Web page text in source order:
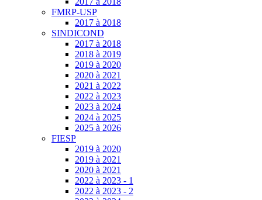
FMRP-USP
2017 à 2018
SINDICOND
2017 à 2018
2018 à 2019
2019 à 2020
2020 à 2021
2021 à 2022
2022 à 2023
2023 à 2024
2024 à 2025
2025 à 2026
FIESP
2019 à 2020
2019 à 2021
2020 à 2021
2022 à 2023 - 1
2022 à 2023 - 2